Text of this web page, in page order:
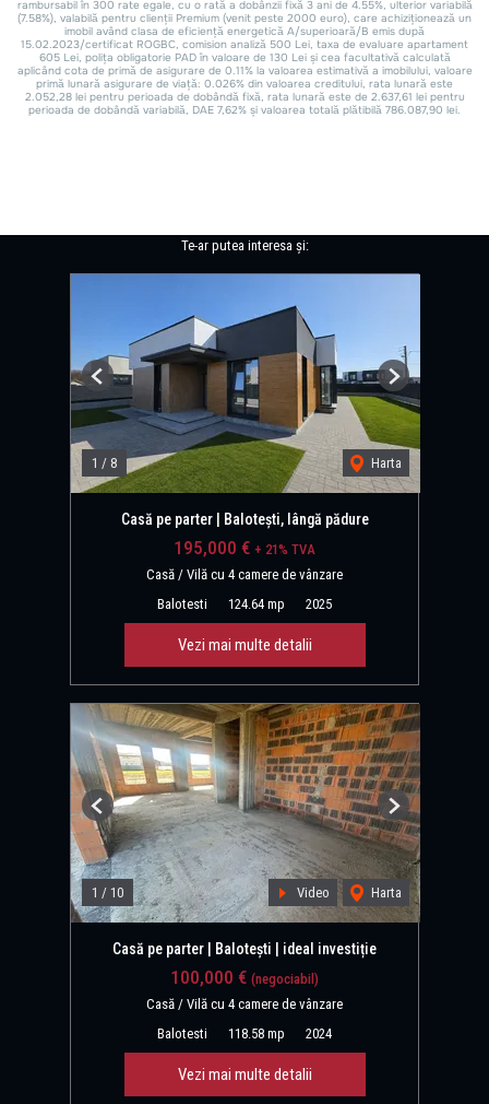
Te-ar putea interesa și:
1 / 8 Harta
Previous Next
Casă pe parter | Balotești, lângă pădure
195,000 € + 21% TVA
Casă / Vilă cu 4 camere de vânzare
Balotesti
124.64 mp 2025
Vezi mai multe detalii
1 / 10 Video Harta
Previous Next
Casă pe parter | Balotești | ideal investiție
100,000 € (negociabil)
Casă / Vilă cu 4 camere de vânzare
Balotesti
118.58 mp 2024
Vezi mai multe detalii